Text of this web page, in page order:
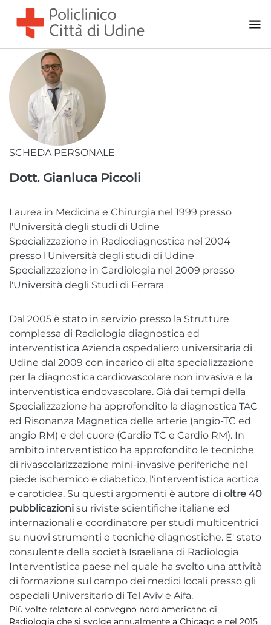
PRELIEVI
LAB FOR LIFE - PRELIEVI
LAB FOR LIFE Udine - V.le Venezia, 410
LAB FOR LIFE Trieste - Via Battisti, 17
LAB FOR LIFE Trieste - Via Marchesetti, 12/1
AREA CHECK-UP
NEWS
CONTATTI
Policlinico
Udine - Via Joppi
Centri Prelievi
Udine - Viale Venezia
Trieste - via Battisti
Trieste - via Marchesetti
SCHEDA PERSONALE
Dott. Gianluca Piccoli
Laurea in Medicina e Chirurgia nel 1999 presso
l'Università degli studi di Udine
Specializzazione in Radiodiagnostica nel 2004
presso l'Università degli studi di Udine
Specializzazione in Cardiologia nel 2009 presso
l'Università degli Studi di Ferrara
Dal 2005 è stato in servizio presso la Strutture
complessa di Radiologia diagnostica ed
interventistica Azienda ospedaliero universitaria di
Udine dal 2009 con incarico di alta specializzazione
per la diagnostica cardiovascolare non invasiva e la
interventistica endovascolare. Già dai tempi della
Specializzazione ha approfondito la diagnostica TAC
ed Risonanza Magnetica delle arterie (angio-TC ed
angio RM) e del cuore (Cardio TC e Cardio RM). In
ambito interventistico ha approfondito le tecniche
di rivascolarizzazione mini-invasive periferiche nel
piede ischemico e diabetico, l'interventistica aortica
e carotidea. Su questi argomenti è autore di oltre 40
pubblicazioni su riviste scientifiche italiane ed
internazionali e coordinatore per studi multicentrici
su nuovi strumenti e tecniche diagnostiche. E' stato
consulente della società Israeliana di Radiologia
Interventistica paese nel quale ha svolto una attività
di formazione sul campo dei medici locali presso gli
ospedali Universitario di Tel Aviv e Aifa.
Più volte relatore al convegno nord americano di
Radiologia che si svolge annualmente a Chicago e nel 2015